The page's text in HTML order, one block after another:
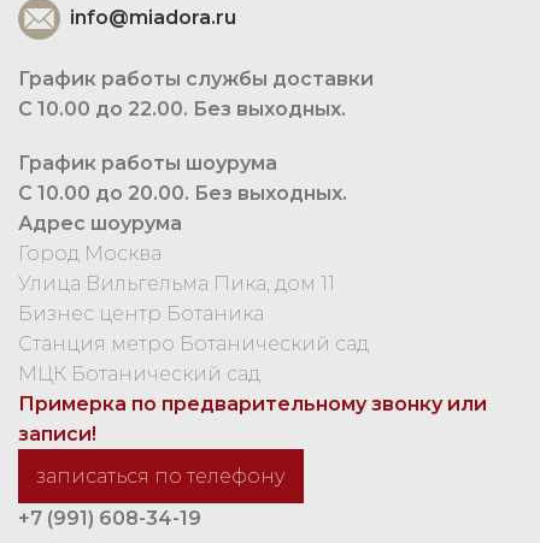
info@miadora.ru
График работы службы доставки
С 10.00 до 22.00. Без выходных.
График работы шоурума
С 10.00 до 20.00. Без выходных.
Адрес шоурума
Город Москва
Улица Вильгельма Пика, дом 11
Бизнес центр Ботаника
Станция метро Ботанический сад
МЦК Ботанический сад
Примерка по предварительному звонку или
записи!
записаться по телефону
+7 (991) 608-34-19